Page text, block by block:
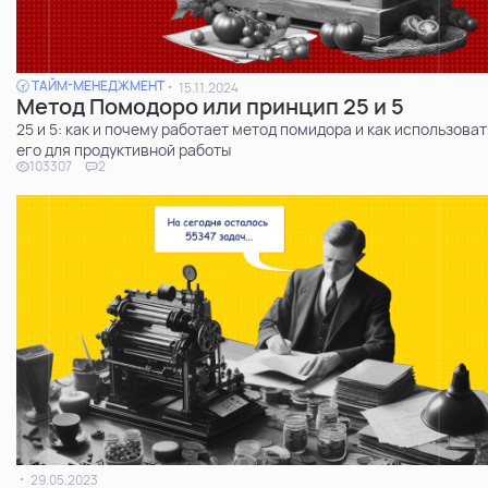
🕝 ТАЙМ-МЕНЕДЖМЕНТ 15.11.2024
Метод Помодоро или принцип 25 и 5
25 и 5: как и почему работает метод помидора и как
его для продуктивной работы
103307 2
29.05.2023